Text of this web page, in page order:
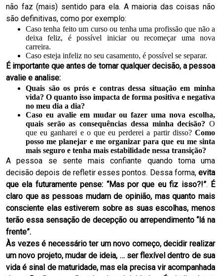
não faz (mais) sentido para ela. A maioria das coisas não
são definitivas, como por exemplo:
Caso tenha feito um curso ou tenha uma profissão que não a
deixa feliz, é possível iniciar ou recomeçar uma nova
carreira.
Caso esteja infeliz no seu casamento, é possível se separar.
É importante que antes de tomar qualquer decisão, a pessoa
avalie e analise:
Quais são os prós e contras dessa situação em minha
vida? O quanto isso impacta de forma positiva e negativa
no meu dia a dia?
Caso eu avalie em mudar ou fazer uma nova escolha,
quais serão as consequências dessa minha decisão? O
que eu ganharei e o que eu perderei a partir disso? Como
posso me planejar e me organizar para que eu me sinta
mais seguro e tenha mais estabilidade nessa transição?
A pessoa se sente mais confiante quando toma uma
decisão depois de refletir esses pontos. Dessa forma, evita
que ela futuramente pense: “Mas por que eu fiz isso?!”. É
claro que as pessoas mudam de opinião, mas quanto mais
consciente elas estiverem sobre as suas escolhas, menos
terão essa sensação de decepção ou arrependimento “lá na
frente”.
Às vezes é necessário ter um novo começo, decidir realizar
um novo projeto, mudar de ideia, … ser flexível dentro de sua
vida é sinal de maturidade, mas ela precisa vir acompanhada